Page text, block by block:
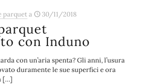
parqueta 30/11/2018
con Induno
con un’aria spenta? Gli anni, l’usura
duramente le sue superfici e ora
[…]